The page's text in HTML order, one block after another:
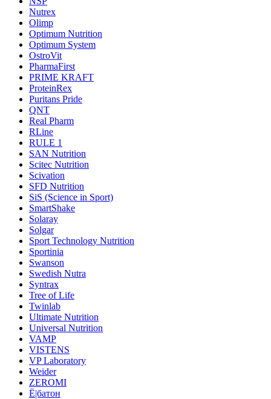
Nutrex
Olimp
Optimum Nutrition
Optimum System
OstroVit
PharmaFirst
PRIME KRAFT
ProteinRex
Puritans Pride
QNT
Real Pharm
RLine
RULE 1
SAN Nutrition
Scitec Nutrition
Scivation
SFD Nutrition
SiS (Science in Sport)
SmartShake
Solaray
Solgar
Sport Technology Nutrition
Sportinia
Swanson
Swedish Nutra
Syntrax
Tree of Life
Twinlab
Ultimate Nutrition
Universal Nutrition
VAMP
VISTENS
VP Laboratory
Weider
ZEROMI
Ё|батон